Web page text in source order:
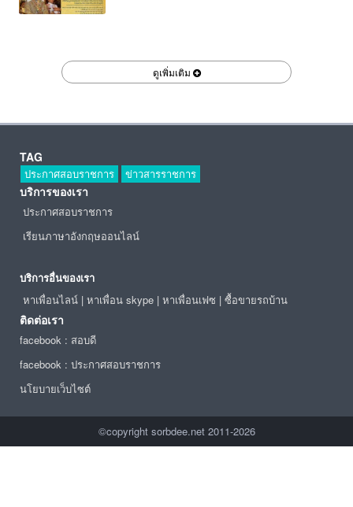
ดูเพิ่มเติม
TAG
ประกาศสอบราชการ ข่าวสารราชการ
บริการของเรา
ประกาศสอบราชการ
เรียนภาษาอังกฤษออนไลน์
บริการอื่นของเรา
หาเพื่อนไลน์ | หาเพื่อน skype | หาเพื่อนเฟซ | ซื้อขายรถบ้าน
ติดต่อเรา
facebook : สอบดี
facebook : ประกาศสอบราชการ
นโยบายเว็บไซต์
©copyright sorbdee.net 2011-2026